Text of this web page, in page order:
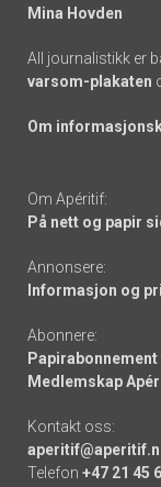
Mina Hovden
All journalistikk er
varsom-plakaten
Om
Om Apéritif:
På nett og papir
Annonsere:
Informasjon og
Abonnere:
Medlemskap
Kontakt oss:
Telefon +47 21 45